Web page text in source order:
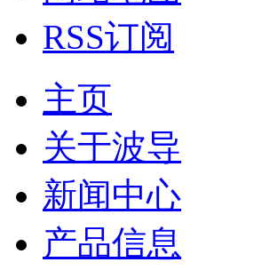
RSS订阅
主页
关于波导
新闻中心
产品信息